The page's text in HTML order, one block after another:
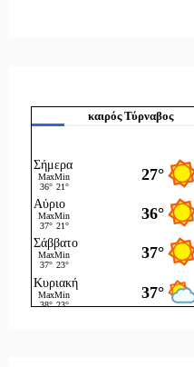
καιρός Τύρναβος